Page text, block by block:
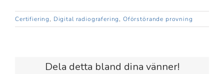
Certifiering, Digital radiografering, Oförstörande provning
Dela detta bland dina vänner!